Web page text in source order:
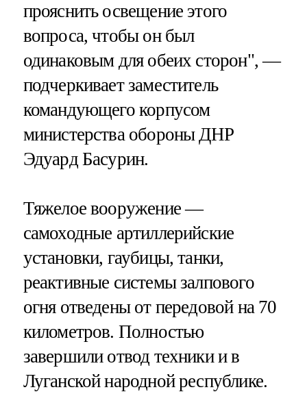
прояснить освещение этого
вопроса, чтобы он был
одинаковым для обеих сторон", —
подчеркивает заместитель
командующего корпусом
министерства обороны ДНР
Эдуард Басурин.
Тяжелое вооружение —
самоходные артиллерийские
установки, гаубицы, танки,
реактивные системы залпового
огня отведены от передовой на 70
километров. Полностью
завершили отвод техники и в
Луганской народной республике.